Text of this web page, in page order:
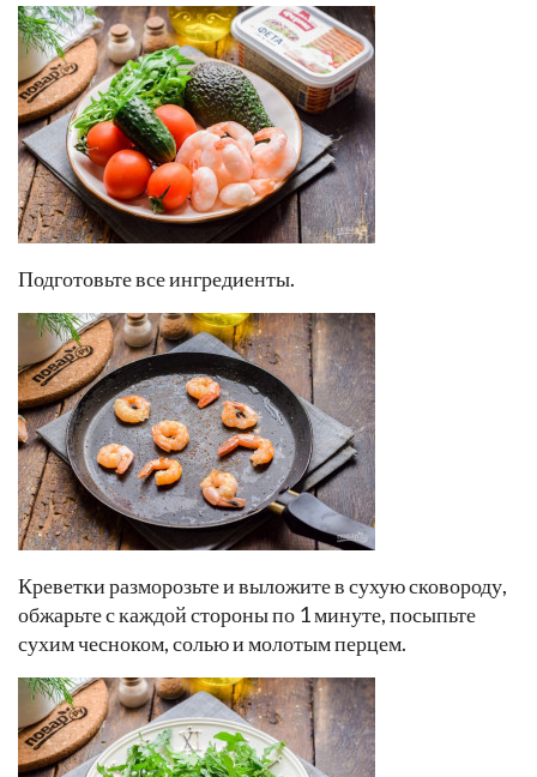
Подготовьте все ингредиенты.
Креветки разморозьте и выложите в сухую сковороду,
обжарьте с каждой стороны по 1 минуте, посыпьте
сухим чесноком, солью и молотым перцем.